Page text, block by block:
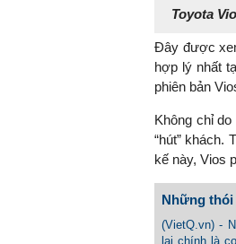
Toyota
Đây được
hợp lý nhất
phiên bản
Không chỉ
“hút” khách.
kế này, Vios
Những thói
(VietQ.vn) -
lại chính là